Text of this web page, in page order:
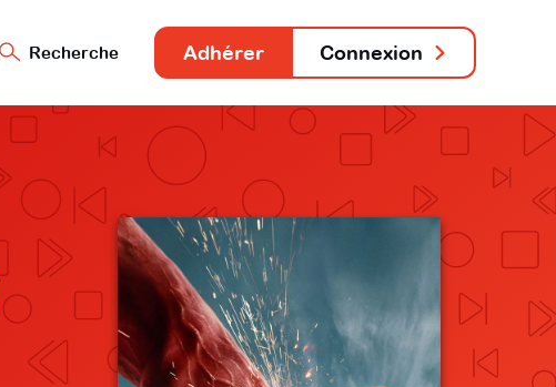
Recherche Adhérer Connexion